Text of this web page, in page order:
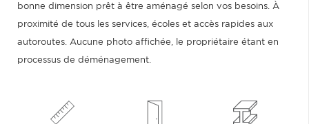
bonne dimension prêt à être aménagé selon vos besoins. À
proximité de tous les services, écoles et accès rapides aux
autoroutes. Aucune photo affichée, le propriétaire étant en
processus de déménagement.